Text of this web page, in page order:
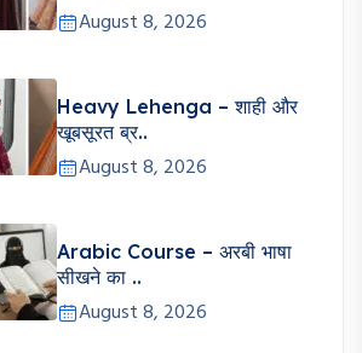
August 8, 2026
Heavy Lehenga – शाही और
खूबसूरत ब्र..
August 8, 2026
Arabic Course – अरबी भाषा
सीखने का ..
August 8, 2026